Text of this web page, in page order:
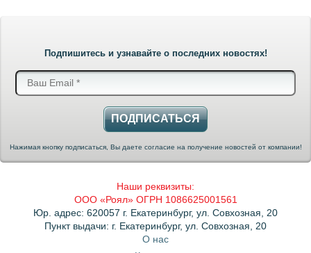
Подпишитесь и узнавайте о последних новостях!
ПОДПИСАТЬСЯ
Нажимая кнопку подписаться, Вы даете согласие на получение новостей от компании!
Наши реквизиты:
ООО «Роял» ОГРН 1086625001561
Юр. адрес: 620057 г. Екатеринбург, ул. Совхозная, 20
Пункт выдачи: г. Екатеринбург, ул. Совхозная, 20
О нас